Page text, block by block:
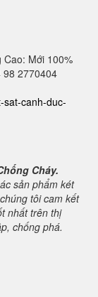
Mới 100%
2770404
sat-canh-duc-
Cháy.
sản phẩm két
tôi cam kết
nhất trên thị
chống phá.